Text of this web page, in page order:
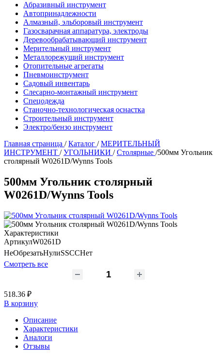
Абразивный инструмент
Автопринадлежности
Алмазный, эльборовый инструмент
Газосварачная аппаратура, электроды
Деревообрабатывающий инструмент
Мерительный инструмент
Металлорежущий инструмент
Отопительные агрегаты
Пневмоинструмент
Садовый инвентарь
Слесарно-монтажный инструмент
Спецодежда
Станочно-технологическая оснастка
Строительный инструмент
Электро/бензо инструмент
Главная страница / Каталог / МЕРИТЕЛЬНЫЙ
ИНСТРУМЕНТ / УГОЛЬНИКИ / Столярные /500мм Угольник
столярный W0261D/Wynns Tools
500мм Угольник столярный
W0261D/Wynns Tools
Характеристики
АртикулW0261D
НеОбрезатьНулиSSCCНет
Смотреть все
518.36 ₽
В корзину
Описание
Характеристики
Аналоги
Отзывы